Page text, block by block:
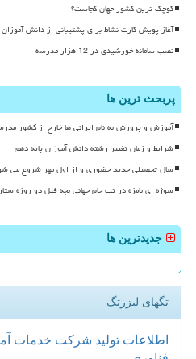
کوچک ترین کشور جهان کجاست؟
آغاز پویش کارت نشاط برای پشتیبانی از دانش آموزان
نصب سامانه خورشیدی در 12 هزار مدرسه
پربحث ترین ها
آموزش و پرورش به نام ایرانی ها خارج از کشور
شرایط و زمان تغییر رشته دانش آموزان پایه دهم
سال تحصیلی جدید حضوری و از اول مهر شروع می
سوژه ای بامزه در تب جام جهانی بچه فیل دو روزه
جدیدترین ها
تگهای لیزرتگ
اطلاعات تولید شركت خدمات